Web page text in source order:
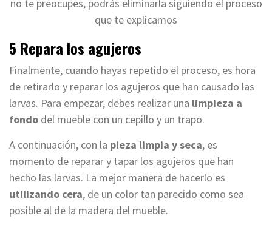
no te preocupes, podrás eliminarla siguiendo el proceso
que te explicamos
5 Repara los agujeros
Finalmente, cuando hayas repetido el proceso, es hora
de retirarlo y reparar los agujeros que han causado las
larvas. Para empezar, debes realizar una limpieza a
fondo del mueble con un cepillo y un trapo.
A continuación, con la pieza limpia y seca, es
momento de reparar y tapar los agujeros que han
hecho las larvas. La mejor manera de hacerlo es
utilizando cera, de un color tan parecido como sea
posible al de la madera del mueble.